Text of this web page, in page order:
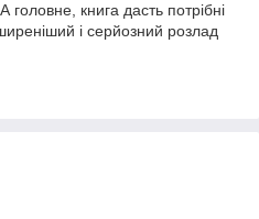
книга дасть потрібні
і серйозний розлад